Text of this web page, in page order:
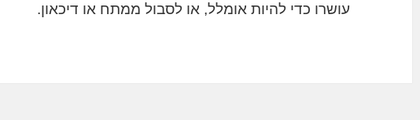
עושרו כדי להיות אומלל, או לסבול ממתח או דיכאון.